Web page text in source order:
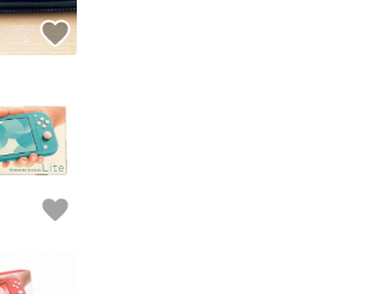
いいね！